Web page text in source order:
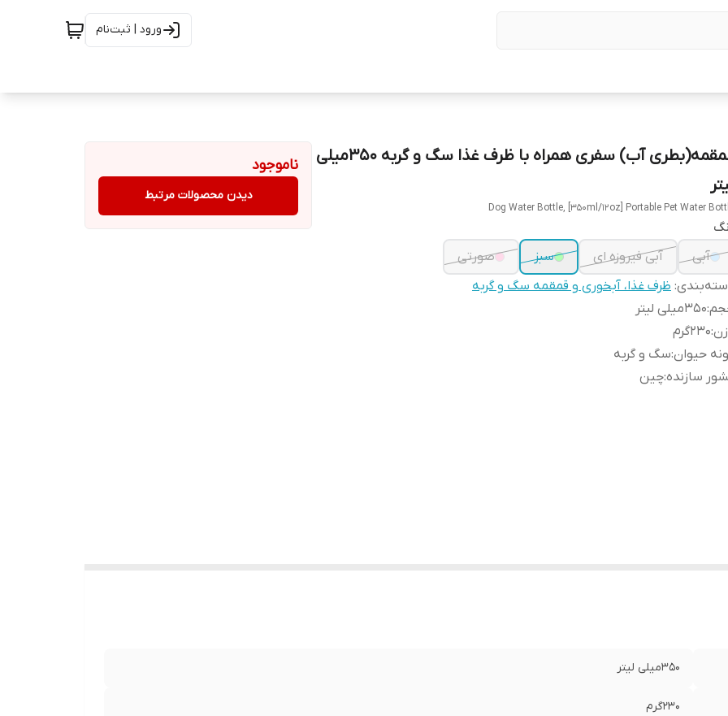
ورود | ثبت‌نام
قمقمه(بطری آب) سفری همراه با ظرف غذا سگ و گربه 350میلی
Dog Water Bottle, [350ml/12oz] Portable Pet Water
آبی
آبی فیروزه ای سبز
صورتی
: ظرف غذا، آبخوری و قمقمه سگ و گربه
:350میلی لیتر
:230گرم
حیوان:سگ و گربه
سازنده:چین
ناموجود
دیدن محصولات مرتبط
350میلی لیتر
230گرم